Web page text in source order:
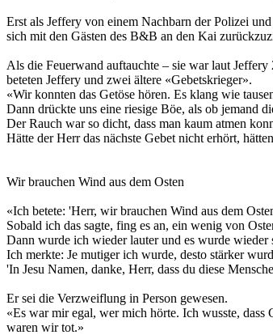
Erst als Jeffery von einem Nachbarn der Polizei
sich mit den Gästen des B&B an den Kai
Als die Feuerwand auftauchte – sie war laut
beteten Jeffery und zwei ältere «Gebetskrieger».
«Wir konnten das Getöse hören. Es klang wie
Dann drückte uns eine riesige Böe, als ob jemand
Der Rauch war so dicht, dass man kaum atmen
Hätte der Herr das nächste Gebet nicht erhört,
Wir brauchen Wind aus dem Osten
«Ich betete: 'Herr, wir brauchen Wind aus dem
Sobald ich das sagte, fing es an, ein wenig von
Dann wurde ich wieder lauter und es wurde wieder
Ich merkte: Je mutiger ich wurde, desto stärker
'In Jesu Namen, danke, Herr, dass du diese
Er sei die Verzweiflung in Person gewesen.
«Es war mir egal, wer mich hörte. Ich wusste,
waren wir tot.»